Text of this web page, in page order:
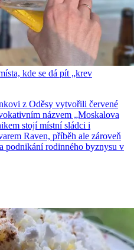
kde se dá pít „krev
z Oděsy vytvořili červené
názvem „Moskalova
stojí místní sládci i
Raven, příběh ale zároveň
podnikání rodinného byznysu v